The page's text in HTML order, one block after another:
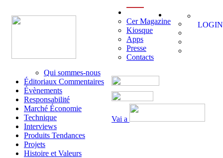
Vai a
Cer Magazine
Kiosque
Apps
Presse
Contacts
Qui sommes-nous
Éditoriaux Commentaires
Évènements
Responsabilité
Marché Économie
Technique
Interviews
Produits Tendances
Projets
Histoire et Valeurs
LOGIN